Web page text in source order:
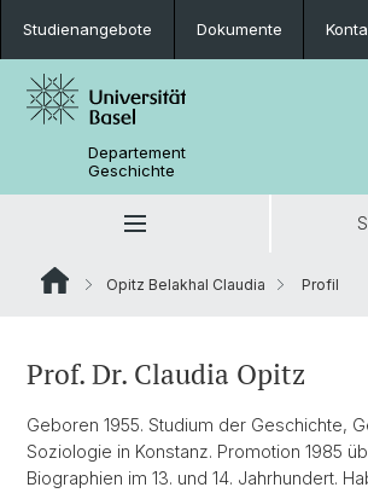
Studienangebote Dokumente
Departement
Geschichte
Opitz Belakhal Claudia Profil
Prof. Dr. Claudia Opitz
Geboren 1955. Studium der Geschichte,
Soziologie in Konstanz. Promotion 1985
Biographien im 13. und 14. Jahrhundert.